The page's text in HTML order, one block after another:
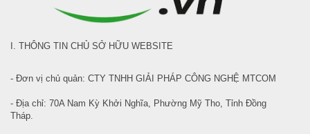
I. THÔNG TIN CHỦ SỞ HỮU WEBSITE
- Đơn vị chủ quản: CTY TNHH GIẢI PHÁP CÔNG NGHỆ MTCOM
- Địa chỉ: 70A Nam Kỳ Khởi Nghĩa, Phường Mỹ Tho, Tỉnh Đồng
Tháp.